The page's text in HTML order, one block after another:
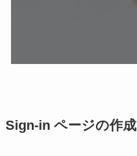
Sign-in ページの作成